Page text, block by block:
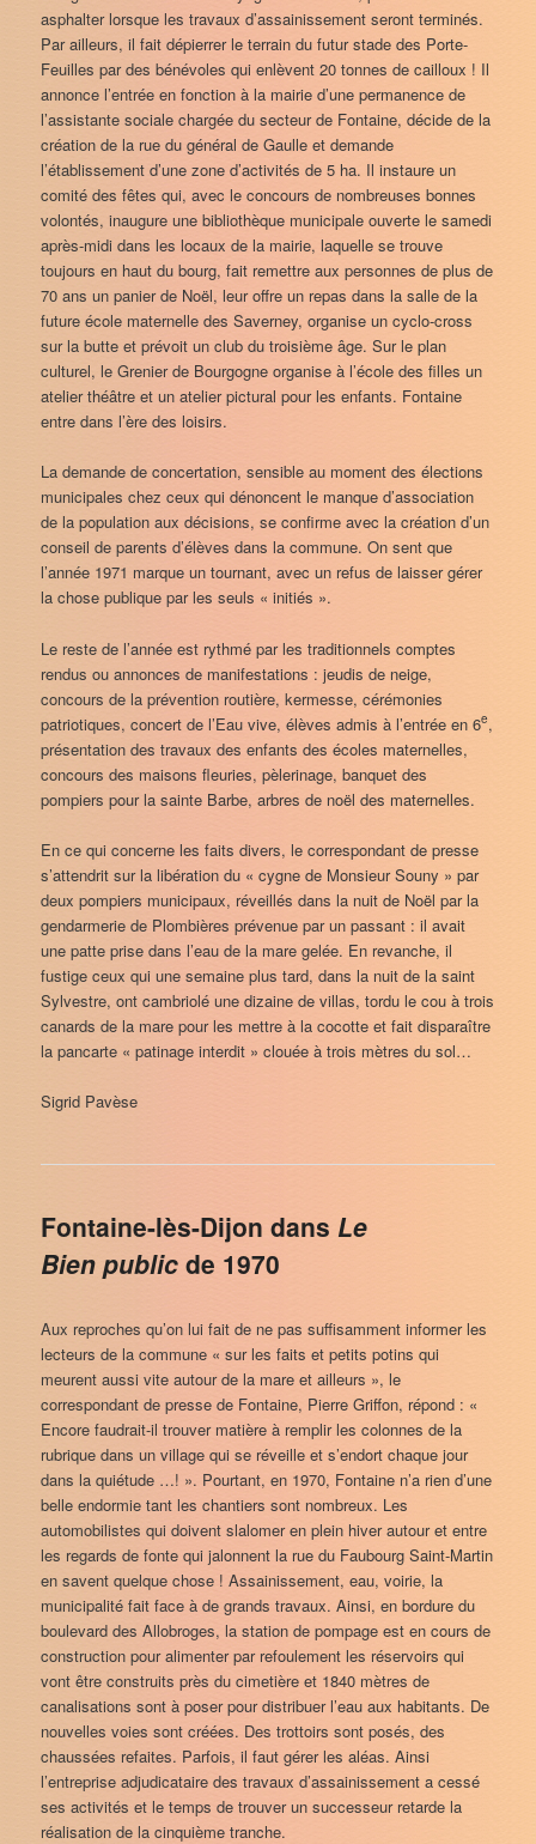
asphalter lorsque les travaux d’assainissement seront terminés.
Par ailleurs, il fait dépierrer le terrain du futur stade des Porte-
Feuilles par des bénévoles qui enlèvent 20 tonnes de cailloux ! Il
annonce l’entrée en fonction à la mairie d’une permanence de
l’assistante sociale chargée du secteur de Fontaine, décide de la
création de la rue du général de Gaulle et demande
l’établissement d’une zone d’activités de 5 ha. Il instaure un
comité des fêtes qui, avec le concours de nombreuses bonnes
volontés, inaugure une bibliothèque municipale ouverte le samedi
après-midi dans les locaux de la mairie, laquelle se trouve
toujours en haut du bourg, fait remettre aux personnes de plus de
70 ans un panier de Noël, leur offre un repas dans la salle de la
future école maternelle des Saverney, organise un cyclo-cross
sur la butte et prévoit un club du troisième âge. Sur le plan
culturel, le Grenier de Bourgogne organise à l’école des filles un
atelier théâtre et un atelier pictural pour les enfants. Fontaine
entre dans l’ère des loisirs.
La demande de concertation, sensible au moment des élections
municipales chez ceux qui dénoncent le manque d’association
de la population aux décisions, se confirme avec la création d’un
conseil de parents d’élèves dans la commune. On sent que
l’année 1971 marque un tournant, avec un refus de laisser gérer
la chose publique par les seuls « initiés ».
Le reste de l’année est rythmé par les traditionnels comptes
rendus ou annonces de manifestations : jeudis de neige,
concours de la prévention routière, kermesse, cérémonies
patriotiques, concert de l’Eau vive, élèves admis à l’entrée en 6e,
présentation des travaux des enfants des écoles maternelles,
concours des maisons fleuries, pèlerinage, banquet des
pompiers pour la sainte Barbe, arbres de noël des maternelles.
En ce qui concerne les faits divers, le correspondant de presse
s’attendrit sur la libération du « cygne de Monsieur Souny » par
deux pompiers municipaux, réveillés dans la nuit de Noël par la
gendarmerie de Plombières prévenue par un passant : il avait
une patte prise dans l’eau de la mare gelée. En revanche, il
fustige ceux qui une semaine plus tard, dans la nuit de la saint
Sylvestre, ont cambriolé une dizaine de villas, tordu le cou à trois
canards de la mare pour les mettre à la cocotte et fait disparaître
la pancarte « patinage interdit » clouée à trois mètres du sol…
Sigrid Pavèse
Fontaine-lès-Dijon dans Le
Bien public de 1970
Aux reproches qu’on lui fait de ne pas suffisamment informer les
lecteurs de la commune « sur les faits et petits potins qui
meurent aussi vite autour de la mare et ailleurs », le
correspondant de presse de Fontaine, Pierre Griffon, répond : «
Encore faudrait-il trouver matière à remplir les colonnes de la
rubrique dans un village qui se réveille et s’endort chaque jour
dans la quiétude …! ». Pourtant, en 1970, Fontaine n’a rien d’une
belle endormie tant les chantiers sont nombreux. Les
automobilistes qui doivent slalomer en plein hiver autour et entre
les regards de fonte qui jalonnent la rue du Faubourg Saint-Martin
en savent quelque chose ! Assainissement, eau, voirie, la
municipalité fait face à de grands travaux. Ainsi, en bordure du
boulevard des Allobroges, la station de pompage est en cours de
construction pour alimenter par refoulement les réservoirs qui
vont être construits près du cimetière et 1840 mètres de
canalisations sont à poser pour distribuer l’eau aux habitants. De
nouvelles voies sont créées. Des trottoirs sont posés, des
chaussées refaites. Parfois, il faut gérer les aléas. Ainsi
l’entreprise adjudicataire des travaux d’assainissement a cessé
ses activités et le temps de trouver un successeur retarde la
réalisation de la cinquième tranche.